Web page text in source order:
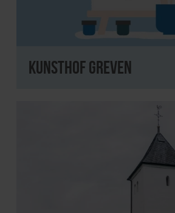
Kunsthof Greven